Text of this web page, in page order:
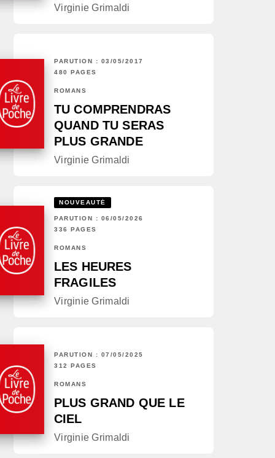
Virginie Grimaldi
PARUTION : 03/05/2017
480 PAGES
ROMANS
TU COMPRENDRAS
QUAND TU SERAS
PLUS GRANDE
Virginie Grimaldi
NOUVEAUTÉ
PARUTION : 06/05/2026
336 PAGES
ROMANS
LES HEURES
FRAGILES
Virginie Grimaldi
PARUTION : 07/05/2025
312 PAGES
ROMANS
PLUS GRAND QUE LE
CIEL
Virginie Grimaldi